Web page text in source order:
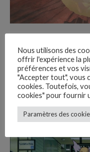
Icarus
Mercredi 24 janvier
Mercredi 24 janvier
Nous utilisons des
offrir l'expérience la
préférences et vos
"Accepter tout", vous
cookies. Toutefois,
cookies" pour fournir
Paramètres des